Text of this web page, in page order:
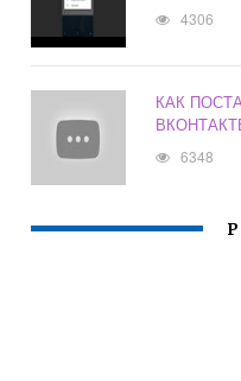
4306
КАК
6348